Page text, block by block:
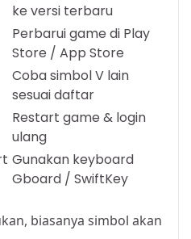
ke versi terbaru
Perbarui game di Play
Store / App Store
Coba simbol V lain
sesuai daftar
Restart game & login
ulang
Gunakan keyboard
Gboard / SwiftKey
biasanya simbol akan